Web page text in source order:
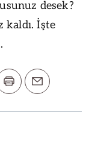
desek?
kaldı. İşte